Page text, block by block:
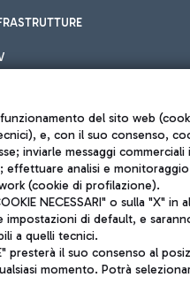
di Mundys S.p.A.
+39 06 65951
del sito web
e, con il suo consenso,
inviarle messaggi
analisi e
(cookie di profilazione).
NECESSARI" o sulla
di default, e
a quelli tecnici.
presterà il suo consenso al
momento. Potrà